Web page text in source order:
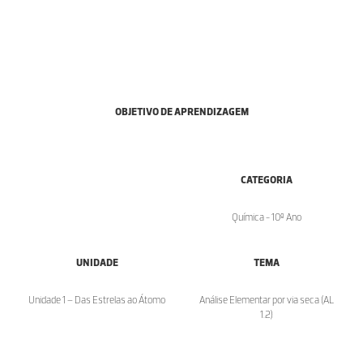
OBJETIVO DE APRENDIZAGEM
CATEGORIA
Química - 10º Ano
UNIDADE
Unidade 1 – Das Estrelas ao Átomo
TEMA
Análise Elementar por via seca (AL
1.2)